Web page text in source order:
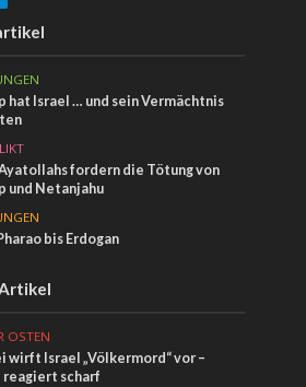
hat Israel … und sein Vermächtnis
fordern die Tötung von
und Netanjahu
bis Erdogan
OSTEN
wirft Israel „Völkermord“ vor –
reagiert scharf